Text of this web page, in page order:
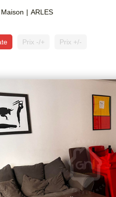
Maison ARLES
Prix -/+ Prix +/-